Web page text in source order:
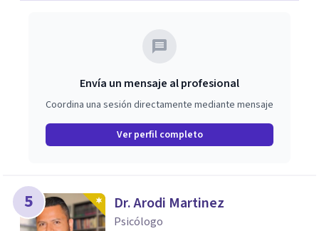
Envía un mensaje al profesional
Coordina una sesión directamente mediante mensaje
Ver perfil completo
5 Dr. Arodi Martinez
Psicólogo